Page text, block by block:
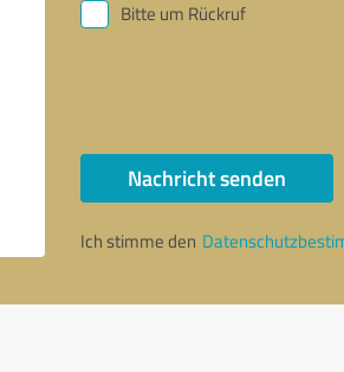
Bitte um Rückruf
Nachricht senden
Ich stimme den